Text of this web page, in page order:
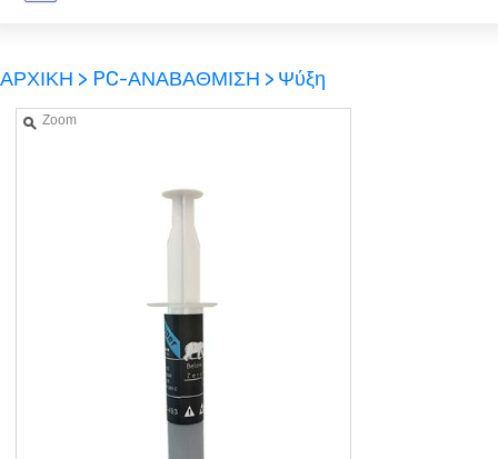
ΑΡΧΙΚΗ > PC-ΑΝΑΒΑΘΜΙΣΗ > Ψύξη
Zoom